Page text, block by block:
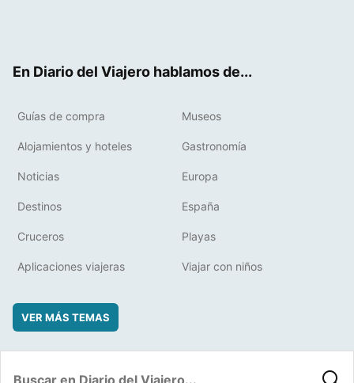
En Diario del Viajero hablamos de...
Guías de compra Museos
Alojamientos y hoteles Gastronomía
Noticias Europa
Destinos España
Cruceros Playas
Aplicaciones viajeras Viajar con niños
VER MÁS TEMAS